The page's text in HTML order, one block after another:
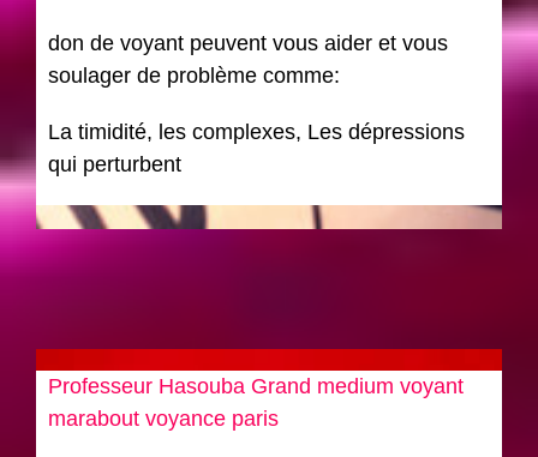
don de voyant peuvent vous aider et vous
soulager de problème comme:
La timidité, les complexes, Les dépressions
qui perturbent
Professeur Hasouba Grand medium voyant
marabout voyance paris